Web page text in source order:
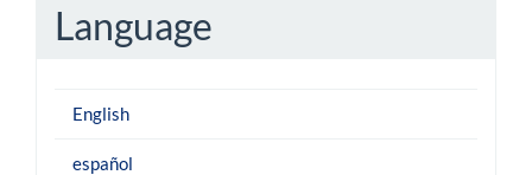
Language
English
español